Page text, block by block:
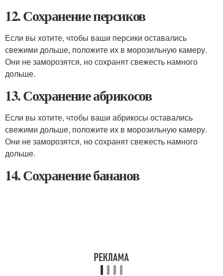
12. Сохранение персиков
Если вы хотите, чтобы ваши персики оставались
свежими дольше, положите их в морозильную камеру.
Они не заморозятся, но сохранят свежесть намного
дольше.
13. Сохранение абрикосов
Если вы хотите, чтобы ваши абрикосы оставались
свежими дольше, положите их в морозильную камеру.
Они не заморозятся, но сохранят свежесть намного
дольше.
14. Сохранение бананов